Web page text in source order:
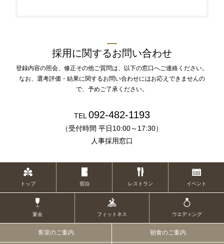
採用に関するお問い合わせ
登録内容の照会、修正その他ご質問は、以下の窓口へご連絡ください。
なお、選考評価・結果に関するお問い合わせにはお応えできませんの
で、予めご了承ください。
TEL 092-482-1193
（受付時間 平日10:00～17:30）
人事採用窓口
トップ 宿泊 レストラン イベント
宴会 フィットネス ウエディング
客室のご案内 朝食のご案内